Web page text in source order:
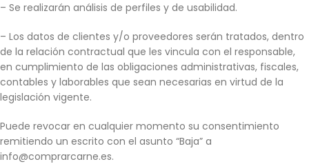
– Se realizarán análisis de perfiles y de usabilidad.
– Los datos de clientes y/o proveedores serán tratados, dentro
de la relación contractual que les vincula con el responsable,
en cumplimiento de las obligaciones administrativas, fiscales,
contables y laborables que sean necesarias en virtud de la
legislación vigente.
Puede revocar en cualquier momento su consentimiento
remitiendo un escrito con el asunto “Baja” a
info@comprarcarne.es.